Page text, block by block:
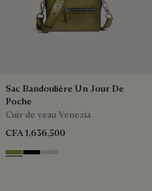
Sac Bandoulière Un Jour De
Poche
Cuir de veau Venezia
CFA 1,636,500
WillowAtlantide
Gris